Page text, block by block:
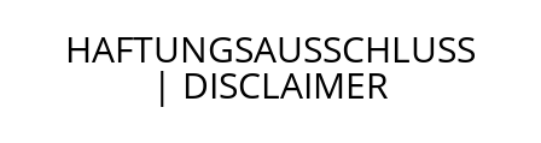
HAFTUNGSAUSSCHLUSS |
DISCLAIMER